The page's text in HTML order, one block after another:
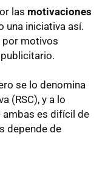
las motivaciones
una iniciativa así.
por motivos
se lo denomina
(RSC), y a lo
ambas es difícil de
depende de